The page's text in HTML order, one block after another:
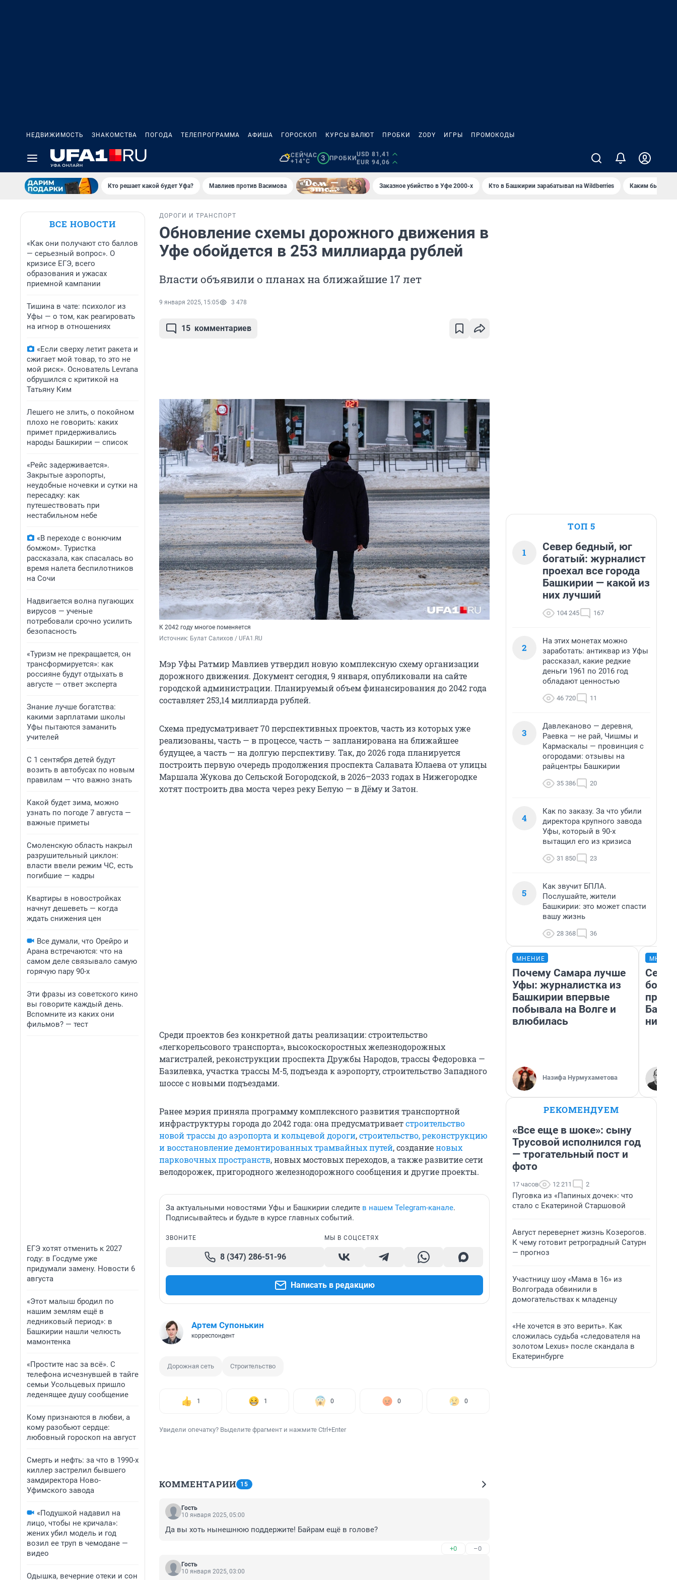
НЕДВИЖИМОСТЬ ЗНАКОМСТВА ПОГОДА ТЕЛЕПРОГРАММА АФИША ГОРОСКОП КУРСЫ ВАЛЮТ ПРОБКИ ZODY ИГРЫ ПРОМОКОДЫ
СЕЙЧАС
+14°C
3 ПРОБКИ
USD 81,41
EUR 94,06
Кто решает какой будет Уфа? Мавлиев против Васимова Заказное убийство в Уфе 2000-х Кто в Башкирии зарабатывал на Wildberries Каким было
ВСЕ НОВОСТИ
«Как они получают сто баллов
— серьезный вопрос». О
кризисе ЕГЭ, всего
образования и ужасах
приемной кампании
Тишина в чате: психолог из
Уфы — о том, как реагировать
на игнор в отношениях
«Если сверху летит ракета и
сжигает мой товар, то это не
мой риск». Основатель Levrana
обрушился с критикой на
Татьяну Ким
Лешего не злить, о покойном
плохо не говорить: каких
примет придерживались
народы Башкирии — список
«Рейс задерживается».
Закрытые аэропорты,
неудобные ночевки и сутки на
пересадку: как
путешествовать при
нестабильном небе
«В переходе с вонючим
бомжом». Туристка
рассказала, как спасалась во
время налета беспилотников
на Сочи
Надвигается волна пугающих
вирусов — ученые
потребовали срочно усилить
безопасность
«Туризм не прекращается, он
трансформируется»: как
россияне будут отдыхать в
августе — ответ эксперта
Знание лучше богатства:
какими зарплатами школы
Уфы пытаются заманить
учителей
С 1 сентября детей будут
возить в автобусах по новым
правилам — что важно знать
Какой будет зима, можно
узнать по погоде 7 августа —
важные приметы
Смоленскую область накрыл
разрушительный циклон:
власти ввели режим ЧС, есть
погибшие — кадры
Квартиры в новостройках
начнут дешеветь — когда
ждать снижения цен
Все думали, что Орейро и
Арана встречаются: что на
самом деле связывало самую
горячую пару 90-х
Эти фразы из советского кино
вы говорите каждый день.
Вспомните из каких они
фильмов? — тест
ЕГЭ хотят отменить к 2027
году: в Госдуме уже
придумали замену. Новости 6
августа
«Этот малыш бродил по
нашим землям ещё в
ледниковый период»: в
Башкирии нашли челюсть
мамонтенка
«Простите нас за всё». С
телефона исчезнувшей в тайге
семьи Усольцевых пришло
леденящее душу сообщение
Кому признаются в любви, а
кому разобьют сердце:
любовный гороскоп на август
Смерть и нефть: за что в 1990-х
киллер застрелил бывшего
замдиректора Ново-
Уфимского завода
«Подушкой надавил на
лицо, чтобы не кричала»:
жених убил модель и год
возил ее труп в чемодане —
видео
Одышка, вечерние отеки и сон
ДОРОГИ И ТРАНСПОРТ
Обновление схемы дорожного движения в
Уфе обойдется в 253 миллиарда рублей
Власти объявили о планах на ближайшие 17 лет
9 января 2025, 15:05 3 478
15 комментариев
К 2042 году многое поменяется
Источник: Булат Салихов / UFA1.RU
Мэр Уфы Ратмир Мавлиев утвердил новую комплексную схему организации
дорожного движения. Документ сегодня, 9 января, опубликовали на сайте
городской администрации. Планируемый объем финансирования до 2042 года
составляет 253,14 миллиарда рублей.
Схема предусматривает 70 перспективных проектов, часть из которых уже
реализованы, часть — в процессе, часть — запланирована на ближайшее
будущее, а часть — на долгую перспективу. Так, до 2026 года планируется
построить первую очередь продолжения проспекта Салавата Юлаева от улицы
Маршала Жукова до Сельской Богородской, в 2026–2033 годах в Нижегородке
хотят построить два моста через реку Белую — в Дёму и Затон.
Среди проектов без конкретной даты реализации: строительство
«легкорельсового транспорта», высокоскоростных железнодорожных
магистралей, реконструкции проспекта Дружбы Народов, трассы Федоровка —
Базилевка, участка трассы М-5, подъезда к аэропорту, строительство Западного
шоссе с новыми подъездами.
Ранее мэрия приняла программу комплексного развития транспортной
инфраструктуры города до 2042 года: она предусматриваетстроительство
новой трассы до аэропорта и кольцевой дороги,строительство, реконструкцию
и восстановление демонтированных трамвайных путей, созданиеновых
парковочных пространств, новых мостовых переходов, а также развитие сети
велодорожек, пригородного железнодорожного сообщения и другие проекты.
За актуальными новостями Уфы и Башкирии следите в нашем Telegram-канале.
Подписывайтесь и будьте в курсе главных событий.
ЗВОНИТЕ
8 (347) 286-51-96
МЫ В СОЦСЕТЯХ
Написать в редакцию
Артем Супонькин
корреспондент
Дорожная сеть Строительство
1 1 0 0 0
Увидели опечатку? Выделите фрагмент и нажмите Ctrl+Enter
КОММЕНТАРИИ 15
Гость
10 января 2025, 05:00
Да вы хоть нынешнюю поддержите! Байрам ещё в голове?
+0 –0
Гость
10 января 2025, 03:00
ТОП 5
1
Север бедный, юг
богатый: журналист
проехал все города
Башкирии — какой из
них лучший
104 245 167
2
На этих монетах можно
заработать: антиквар из Уфы
рассказал, какие редкие
деньги 1961 по 2016 год
обладают ценностью
46 720 11
3
Давлеканово — деревня,
Раевка — не рай, Чишмы и
Кармаскалы — провинция с
огородами: отзывы на
райцентры Башкирии
35 386 20
4
Как по заказу. За что убили
директора крупного завода
Уфы, который в 90-х
вытащил его из кризиса
31 850 23
5
Как звучит БПЛА.
Послушайте, жители
Башкирии: это может спасти
вашу жизнь
28 368 36
МНЕНИЕ
Почему Самара лучше
Уфы: журналистка из
Башкирии впервые
побывала на Волге и
влюбилась
Назифа Нурмухаметова
них
РЕКОМЕНДУЕМ
«Все еще в шоке»: сыну
Трусовой исполнился год
— трогательный пост и
фото
17 часов 12 211 2
Пуговка из «Папиных дочек»: что
стало с Екатериной Старшовой
Август перевернет жизнь Козерогов.
К чему готовит ретроградный Сатурн
— прогноз
Участницу шоу «Мама в 16» из
Волгограда обвинили в
домогательствах к младенцу
«Не хочется в это верить». Как
сложилась судьба «следователя на
золотом Lexus» после скандала в
Екатеринбурге